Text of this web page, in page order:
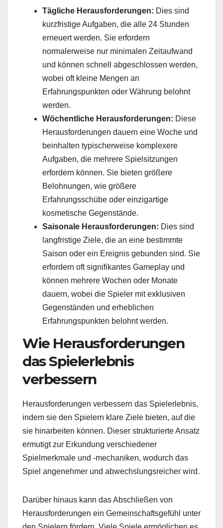
Tägliche Herausforderungen: Dies sind
kurzfristige Aufgaben, die alle 24 Stunden
erneuert werden. Sie erfordern
normalerweise nur minimalen Zeitaufwand
und können schnell abgeschlossen werden,
wobei oft kleine Mengen an
Erfahrungspunkten oder Währung belohnt
werden.
Wöchentliche Herausforderungen: Diese
Herausforderungen dauern eine Woche und
beinhalten typischerweise komplexere
Aufgaben, die mehrere Spielsitzungen
erfordern können. Sie bieten größere
Belohnungen, wie größere
Erfahrungsschübe oder einzigartige
kosmetische Gegenstände.
Saisonale Herausforderungen: Dies sind
langfristige Ziele, die an eine bestimmte
Saison oder ein Ereignis gebunden sind. Sie
erfordern oft signifikantes Gameplay und
können mehrere Wochen oder Monate
dauern, wobei die Spieler mit exklusiven
Gegenständen und erheblichen
Erfahrungspunkten belohnt werden.
Wie Herausforderungen
das Spielerlebnis
verbessern
Herausforderungen verbessern das Spielerlebnis,
indem sie den Spielern klare Ziele bieten, auf die
sie hinarbeiten können. Dieser strukturierte Ansatz
ermutigt zur Erkundung verschiedener
Spielmerkmale und -mechaniken, wodurch das
Spiel angenehmer und abwechslungsreicher wird.
Darüber hinaus kann das Abschließen von
Herausforderungen ein Gemeinschaftsgefühl unter